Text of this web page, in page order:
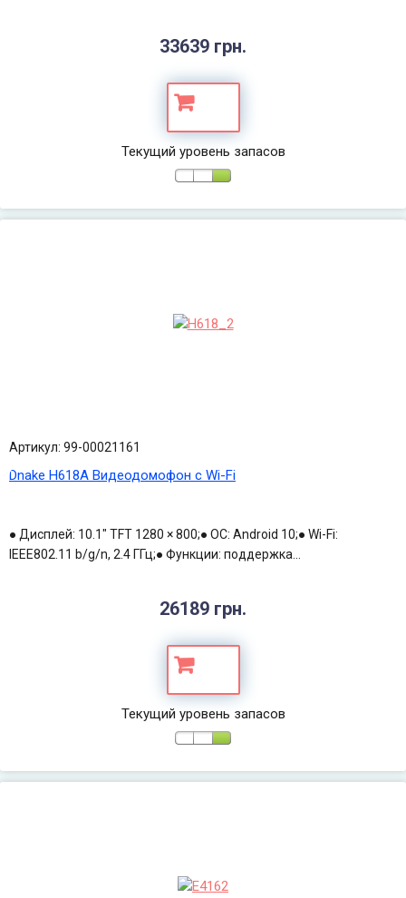
33639 грн.
Текущий уровень запасов
Артикул: 99-00021161
Dnake H618A Видеодомофон с Wi-Fi
● Дисплей: 10.1" TFT 1280 × 800;● ОС: Android 10;● Wi-Fi:
IEEE802.11 b/g/n, 2.4 ГГц;● Функции: поддержка...
26189 грн.
Текущий уровень запасов